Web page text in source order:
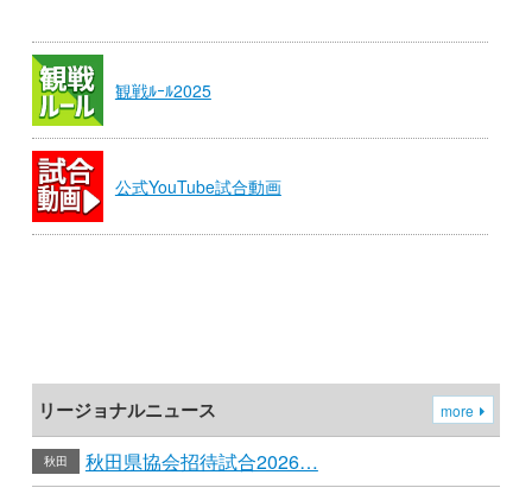
観戦ﾙｰﾙ2025
公式YouTube試合動画
リージョナルニュース more
秋田 秋田県協会招待試合2026…